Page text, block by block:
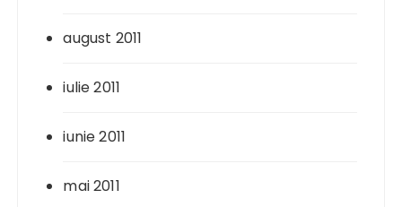
august 2011
iulie 2011
iunie 2011
mai 2011